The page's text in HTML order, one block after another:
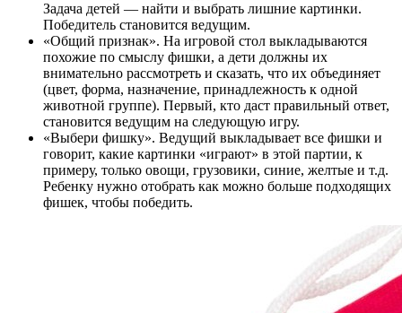
Задача детей — найти и выбрать лишние картинки.
Победитель становится ведущим.
«Общий признак». На игровой стол выкладываются
похожие по смыслу фишки, а дети должны их
внимательно рассмотреть и сказать, что их объединяет
(цвет, форма, назначение, принадлежность к одной
животной группе). Первый, кто даст правильный ответ,
становится ведущим на следующую игру.
«Выбери фишку». Ведущий выкладывает все фишки и
говорит, какие картинки «играют» в этой партии, к
примеру, только овощи, грузовики, синие, желтые и т.д.
Ребенку нужно отобрать как можно больше подходящих
фишек, чтобы победить.